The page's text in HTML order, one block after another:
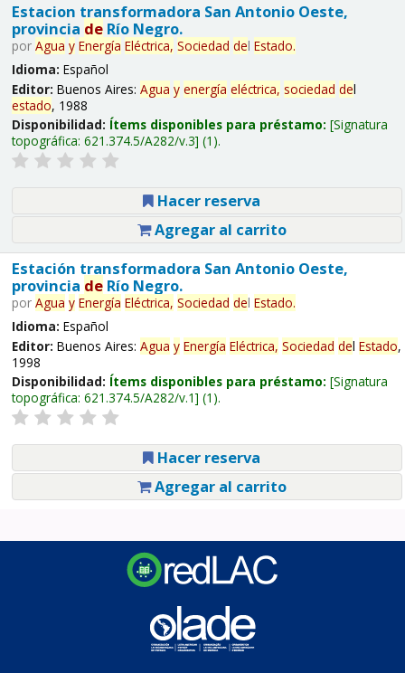
Estacion transformadora San Antonio Oeste,
provincia deRío Negro.
por Agua y Energía Eléctrica, Sociedad del Estado.
Idioma: Español
Editor: Buenos Aires: Agua y energía eléctrica, sociedad del
estado, 1988
Disponibilidad: Ítems disponibles para préstamo: Signatura
topográfica: 621.374.5/A282/v.3 (1).
Hacer reserva
Agregar al carrito
Estación transformadora San Antonio Oeste,
provincia deRío Negro.
por Agua y Energía Eléctrica, Sociedad del Estado.
Idioma: Español
Editor: Buenos Aires: Agua y Energía Eléctrica, Sociedad del Estado,
1998
Disponibilidad: Ítems disponibles para préstamo: Signatura
topográfica: 621.374.5/A282/v.1 (1).
Hacer reserva
Agregar al carrito